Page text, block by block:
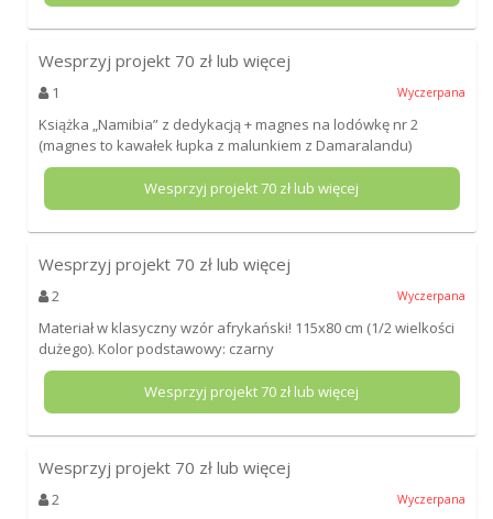
Wesprzyj projekt 70 zł lub więcej
1 Wyczerpana
Książka „Namibia” z dedykacją + magnes na lodówkę nr 2
(magnes to kawałek łupka z malunkiem z Damaralandu)
Wesprzyj projekt70 zł lub więcej
Wesprzyj projekt 70 zł lub więcej
2 Wyczerpana
Materiał w klasyczny wzór afrykański! 115x80 cm (1/2 wielkości
dużego). Kolor podstawowy: czarny
Wesprzyj projekt70 zł lub więcej
Wesprzyj projekt 70 zł lub więcej
2 Wyczerpana